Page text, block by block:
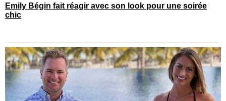
Emily Bégin fait réagir avec son look pour une soirée
chic